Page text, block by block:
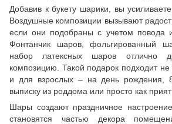
Добавив к букету шарики, вы
Воздушные композиции вызывают
если они подобраны с учетом повода и
Фонтанчик шаров, фольгированный
набор латексных шаров отлично
композицию. Такой подарок подходит не
и для взрослых – на день рождения,
выписку из роддома или просто как
Шары создают праздничное
становятся частью декора